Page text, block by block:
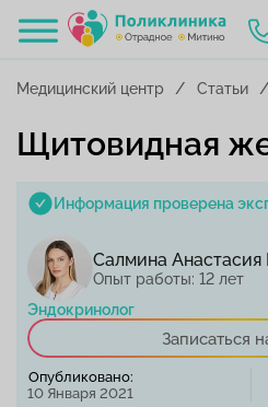
Медицинский центр Статьи
Щитовидная
Информация проверена
Салмина Анастасия
Опыт работы: 12 лет
Эндокринолог
Записаться
Опубликовано:
10 Января 2021